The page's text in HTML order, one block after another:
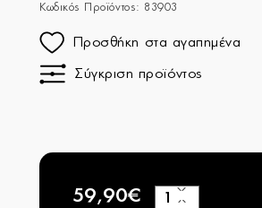
Κωδικός Προϊόντος: 83903
Προσθήκη στα αγαπημένα
Σύγκριση προϊόντος
59,90€ +